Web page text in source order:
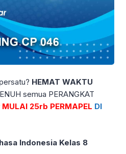
HEMAT WAKTU
semua PERANGKAT
MULAI 25rb PERMAPEL DI
Indonesia Kelas 8